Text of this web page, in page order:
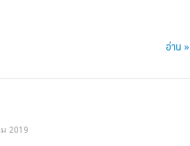
อ่าน »
2019